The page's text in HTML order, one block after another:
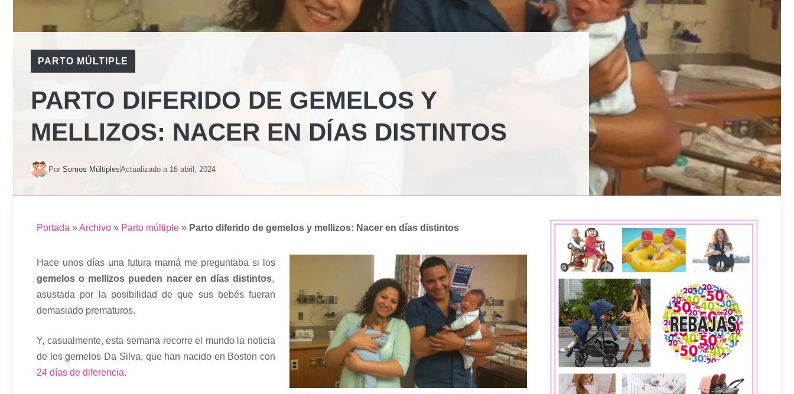
PARTO MÚLTIPLE
PARTO DIFERIDO DE GEMELOS Y
MELLIZOS: NACER EN DÍAS DISTINTOS
Por Somos MúltiplesActualizado a 16 abril, 2024
Portada »Archivo » Parto múltiple » Parto diferido de gemelos y mellizos: Nacer en días distintos
Hace unos días una futura mamá me preguntaba si los
gemelos o mellizos pueden nacer en días distintos,
asustada por la posibilidad de que sus bebés fueran
demasiado prematuros.
Y, casualmente, esta semana recorre el mundo la noticia
de los gemelos Da Silva, que han nacido en Boston con
24 días de diferencia.